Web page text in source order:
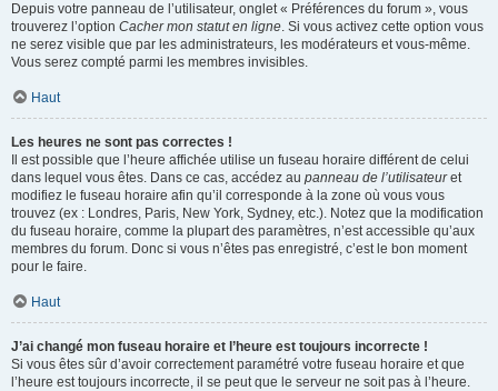
Depuis votre panneau de l’utilisateur, onglet « Préférences du forum », vous
trouverez l’option Cacher mon statut en ligne. Si vous activez cette option vous
ne serez visible que par les administrateurs, les modérateurs et vous-même.
Vous serez compté parmi les membres invisibles.
Haut
Les heures ne sont pas correctes !
Il est possible que l’heure affichée utilise un fuseau horaire différent de celui
dans lequel vous êtes. Dans ce cas, accédez au panneau de l’utilisateuret
modifiez le fuseau horaire afin qu’il corresponde à la zone où vous vous
trouvez (ex : Londres, Paris, New York, Sydney, etc.). Notez que la modification
du fuseau horaire, comme la plupart des paramètres, n’est accessible qu’aux
membres du forum. Donc si vous n’êtes pas enregistré, c’est le bon moment
pour le faire.
Haut
J’ai changé mon fuseau horaire et l’heure est toujours incorrecte !
Si vous êtes sûr d’avoir correctement paramétré votre fuseau horaire et que
l’heure est toujours incorrecte, il se peut que le serveur ne soit pas à l’heure.